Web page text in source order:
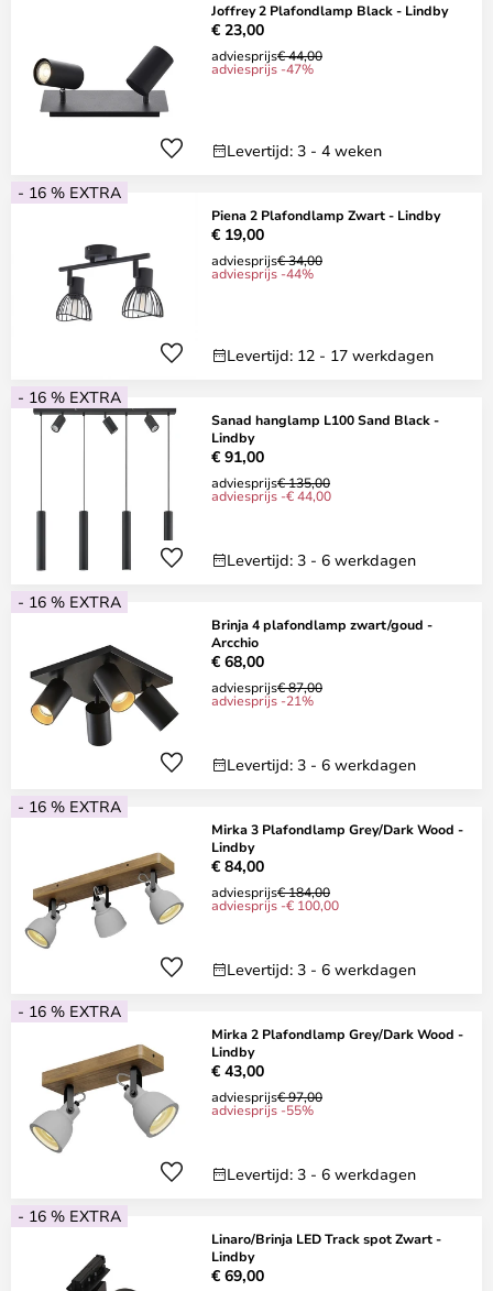
Joffrey 2 Plafondlamp Black - Lindby
€ 23,00
adviesprijs€ 44,00
adviesprijs -47%
Levertijd: 3 - 4 weken
- 16 % EXTRA
Piena 2 Plafondlamp Zwart - Lindby
€ 19,00
adviesprijs€ 34,00
adviesprijs -44%
Levertijd: 12 - 17 werkdagen
- 16 % EXTRA
Sanad hanglamp L100 Sand Black -
Lindby
€ 91,00
adviesprijs€ 135,00
adviesprijs -€ 44,00
Levertijd: 3 - 6 werkdagen
- 16 % EXTRA
Brinja 4 plafondlamp zwart/goud -
Arcchio
€ 68,00
adviesprijs€ 87,00
adviesprijs -21%
Levertijd: 3 - 6 werkdagen
- 16 % EXTRA
Mirka 3 Plafondlamp Grey/Dark Wood -
Lindby
€ 84,00
adviesprijs€ 184,00
adviesprijs -€ 100,00
Levertijd: 3 - 6 werkdagen
- 16 % EXTRA
Mirka 2 Plafondlamp Grey/Dark Wood -
Lindby
€ 43,00
adviesprijs€ 97,00
adviesprijs -55%
Levertijd: 3 - 6 werkdagen
- 16 % EXTRA
Linaro/Brinja LED Track spot Zwart -
Lindby
€ 69,00